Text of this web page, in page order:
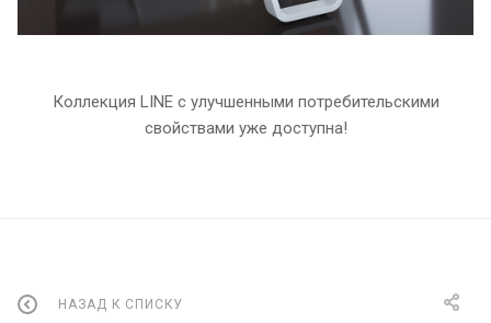
Коллекция LINE с улучшенными потребительскими
свойствами уже доступна!
НАЗАД К СПИСКУ